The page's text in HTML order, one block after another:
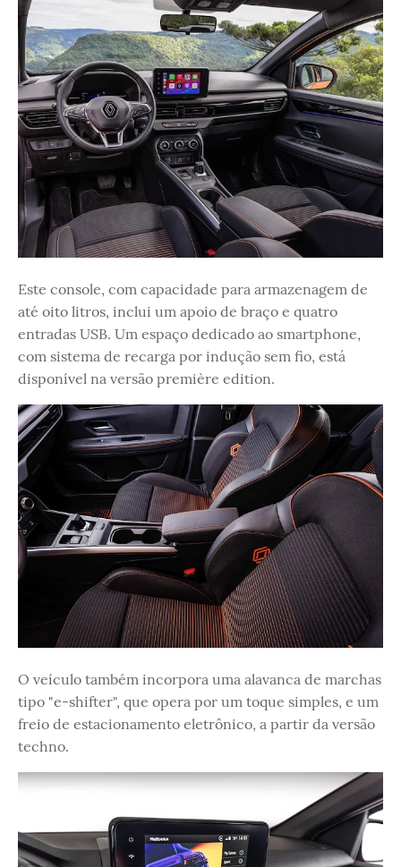
Este console, com capacidade para armazenagem de
até oito litros, inclui um apoio de braço e quatro
entradas USB. Um espaço dedicado ao smartphone,
com sistema de recarga por indução sem fio, está
disponível na versão première edition.
O veículo também incorpora uma alavanca de marchas
tipo "e-shifter", que opera por um toque simples, e um
freio de estacionamento eletrônico, a partir da versão
techno.